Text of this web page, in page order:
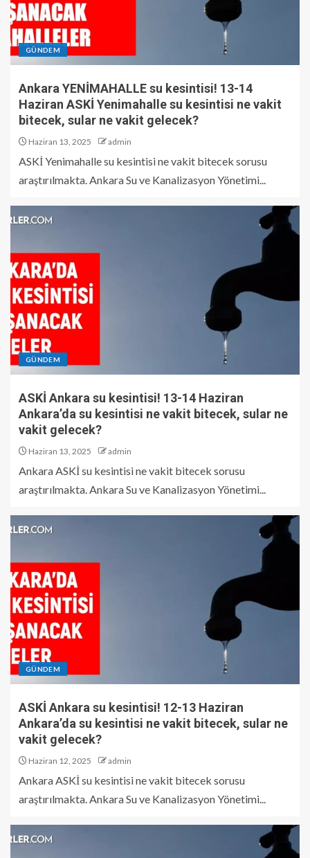
GÜNDEM
Ankara YENİMAHALLE su kesintisi! 13-14
Haziran ASKİ Yenimahalle su kesintisi ne vakit
bitecek, sular ne vakit gelecek?
Haziran 13, 2025 admin
ASKİ Yenimahalle su kesintisi ne vakit bitecek sorusu
araştırılmakta. Ankara Su ve Kanalizasyon Yönetimi...
GÜNDEM
ASKİ Ankara su kesintisi! 13-14 Haziran
Ankara’da su kesintisi ne vakit bitecek, sular ne
vakit gelecek?
Haziran 13, 2025 admin
Ankara ASKİ su kesintisi ne vakit bitecek sorusu
araştırılmakta. Ankara Su ve Kanalizasyon Yönetimi...
GÜNDEM
ASKİ Ankara su kesintisi! 12-13 Haziran
Ankara’da su kesintisi ne vakit bitecek, sular ne
vakit gelecek?
Haziran 12, 2025 admin
Ankara ASKİ su kesintisi ne vakit bitecek sorusu
araştırılmakta. Ankara Su ve Kanalizasyon Yönetimi...